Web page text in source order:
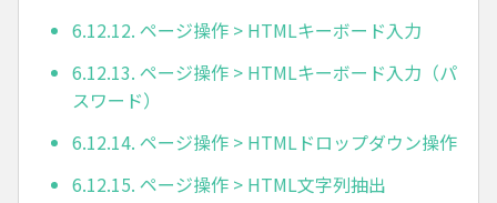
6.12.12. ページ操作 > HTMLキーボード入力
6.12.13. ページ操作 > HTMLキーボード入力（パ
スワード）
6.12.14. ページ操作 > HTMLドロップダウン操作
6.12.15. ページ操作 > HTML文字列抽出